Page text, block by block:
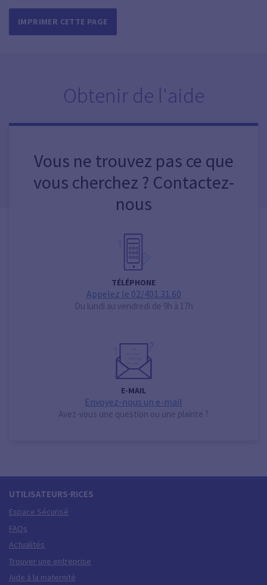
IMPRIMER CETTE PAGE
Obtenir de l'aide
Vous ne trouvez pas ce que
vous cherchez ? Contactez-
nous
TÉLÉPHONE
Appelez le 02/401.31.60
Du lundi au vendredi de 9h à 17h
E-MAIL
Envoyez-nous un e-mail
Avez-vous une question ou une plainte ?
UTILISATEURS·RICES
Espace Sécurisé
FAQs
Actualités
Trouver une entreprise
Aide à la maternité